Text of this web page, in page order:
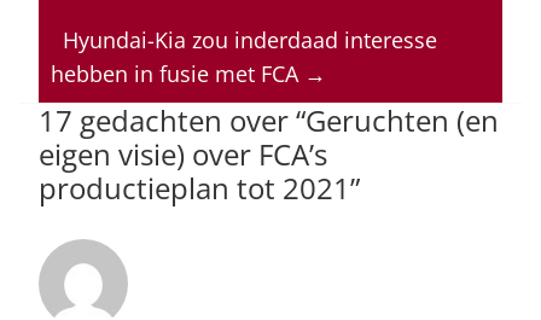
p
p
o
o
k
n s
Hyundai-Kia zou inderdaad interesse
hebben in fusie met FCA →
17 gedachten over “Geruchten (en
eigen visie) over FCA’s
productieplan tot 2021”